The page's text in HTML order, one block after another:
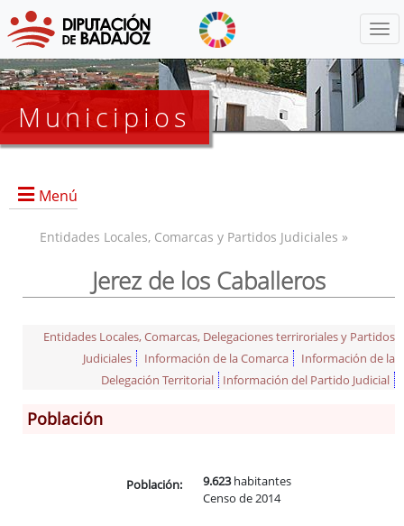
Municipios
Menú
Información General
Entidades Locales, Comarcas y Partidos Judiciales »
Jerez de los Caballeros
Entidades Locales, Comarcas, Delegaciones terriroriales y Partidos
Judiciales
Información de la Comarca
Información de la
Delegación Territorial
Información del Partido Judicial
Población
Población: 9.623habitantes
Censo de 2014